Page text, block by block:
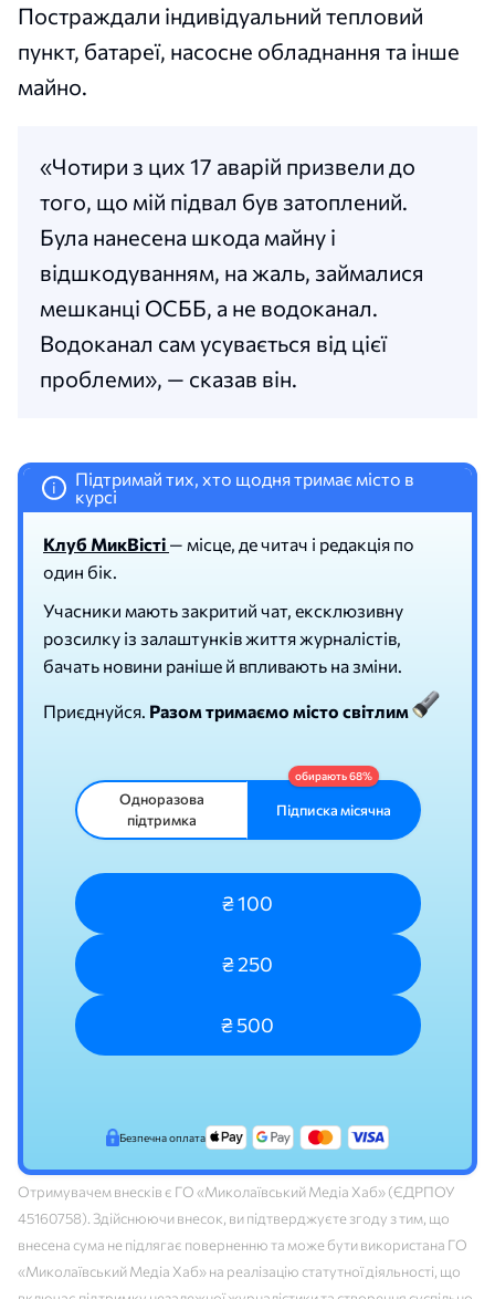
Постраждали індивідуальний тепловий
пункт, батареї, насосне обладнання та інше
майно.
«Чотири з цих 17 аварій призвели до
того, що мій підвал був затоплений.
Була нанесена шкода майну і
відшкодуванням, на жаль, займалися
мешканці ОСББ, а не водоканал.
Водоканал сам усувається від цієї
проблеми», — сказав він.
i
Підтримай тих, хто щодня тримає місто в
курсі
Клуб МикВісті — місце, де читач і редакція по
один бік.
Учасники мають закритий чат, ексклюзивну
розсилку із залаштунків життя журналістів,
бачать новини раніше й впливають на зміни.
Приєднуйся. Разом тримаємо місто світлим
Одноразова
підтримка
Підписка місячна
₴ 100
₴ 250
₴ 500
Безпечна оплата
Отримувачем внесків є ГО «Миколаївський Медіа Хаб» (ЄДРПОУ
45160758). Здійснюючи внесок, ви підтверджуєте згоду з тим, що
внесена сума не підлягає поверненню та може бути використана ГО
«Миколаївський Медіа Хаб» на реалізацію статутної діяльності, що